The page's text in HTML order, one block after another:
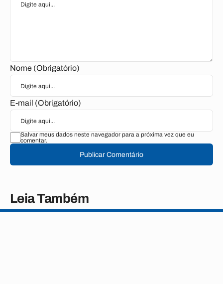
Nome (Obrigatório)
E-mail (Obrigatório)
Salvar meus dados neste navegador para a próxima vez que eu
comentar.
Publicar Comentário
Leia Também